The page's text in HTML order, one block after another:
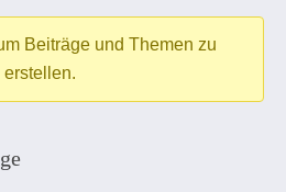
Beiträge und Themen zu
erstellen.